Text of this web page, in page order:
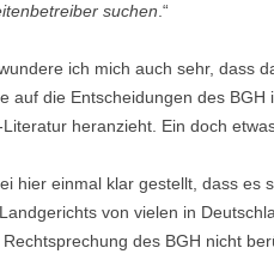
suchen .“
ich mich auch sehr, dass
auf die Entscheidungen des
heranzieht. Ein doch
hier einmal klar gestellt, dass es
Landgerichts von vielen in
des BGH nicht